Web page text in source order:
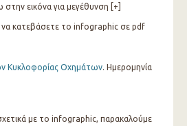
εικόνα για μεγέθυνση [+]
να κατεβάσετε το infographic σε pdf
Κυκλοφορίας Οχημάτων. Ημερομηνία
σχετικά με το infographic, παρακαλούμε